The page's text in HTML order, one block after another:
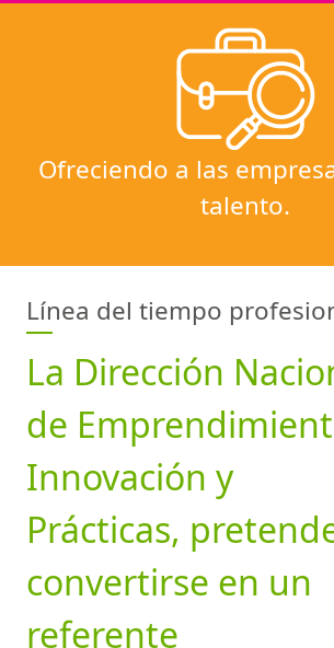
Ofreciendo a las
talento.
Línea del tiempo
La Dirección
de
Innovación y
Prácticas,
convertirse en un
referente